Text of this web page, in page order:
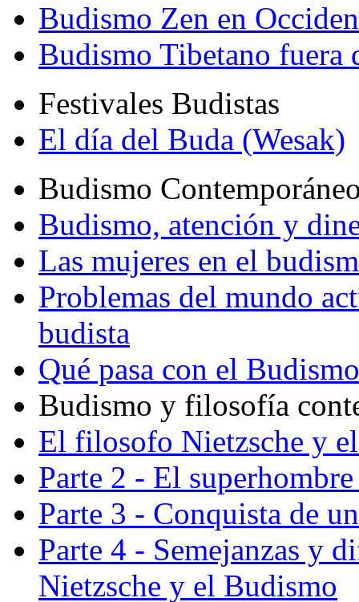
Budismo Zen en
Budismo Tibetano fuera
Festivales Budistas
El día del Buda (Wesak)
Budismo
Budismo, atención y
Las mujeres en el
Problemas del mundo
budista
Qué pasa con el
Budismo y filosofía
El filosofo Nietzsche y
Parte 2 - El
Parte 3 - Conquista de
Parte 4 - Semejanzas y
Nietzsche y el Budismo